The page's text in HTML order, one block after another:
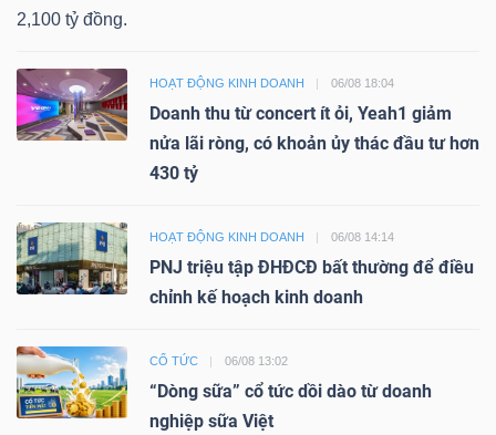
2,100 tỷ đồng.
HOẠT ĐỘNG KINH DOANH 06/08 18:04
Doanh thu từ concert ít ỏi, Yeah1 giảm
nửa lãi ròng, có khoản ủy thác đầu tư hơn
430 tỷ
HOẠT ĐỘNG KINH DOANH 06/08 14:14
PNJ triệu tập ĐHĐCĐ bất thường để điều
chỉnh kế hoạch kinh doanh
CỔ TỨC 06/08 13:02
“Dòng sữa” cổ tức dồi dào từ doanh
nghiệp sữa Việt